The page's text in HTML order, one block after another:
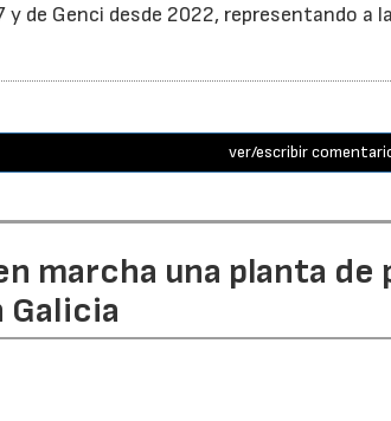
y de Genci desde 2022, representando a
ver/escribir
marcha una planta